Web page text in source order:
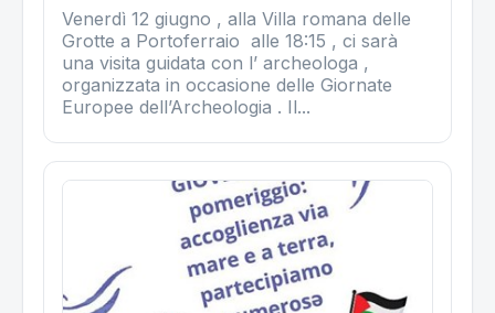
Venerdì 12 giugno , alla Villa romana delle
Grotte a Portoferraio alle 18:15 , ci sarà
una visita guidata con l’ archeologa ,
organizzata in occasione delle Giornate
Europee dell’Archeologia . Il...